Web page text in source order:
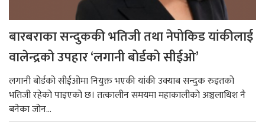
बारबराका सन्दुककी भतिजी तथा नेपोकिड यांकीलाई
वालेन्द्रको उपहार ‘लगानी बोर्डको सीईओ’
लगानी बोर्डको सीईओमा नियुक्त भएकी यांकी उक्याब सन्दुक रुइतको
भतिजी रहेको पाइएको छ। तत्कालीन समयमा महाकालीको अञ्चलाधिश नै
बनेका जोन...